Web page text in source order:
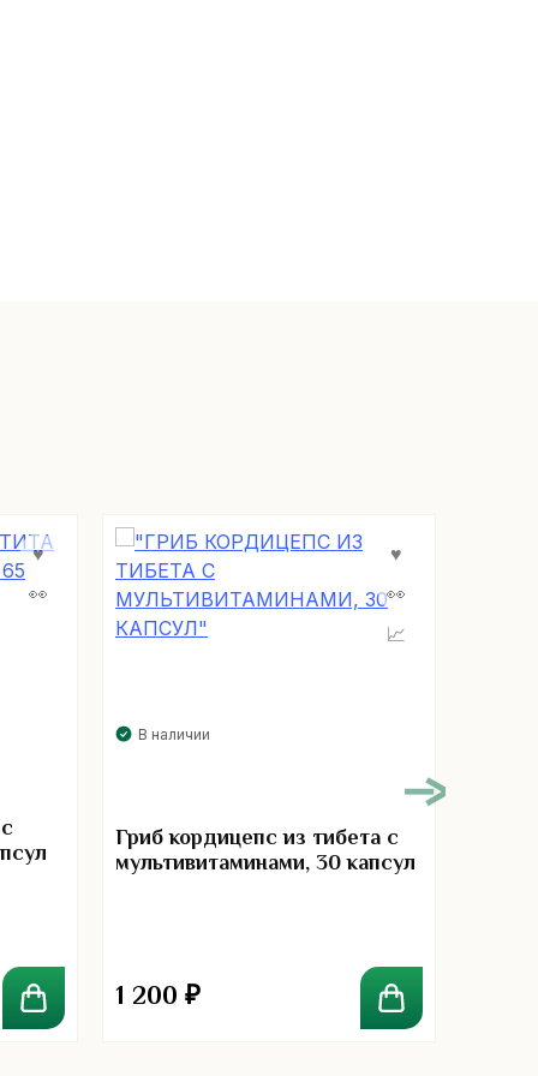
В наличии
Гриб кордицепс из тибета с
мультивитаминами, 30 капсул
1 200 ₽